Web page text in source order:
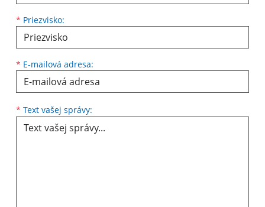
* Priezvisko:
* E-mailová adresa:
* Text vašej správy: